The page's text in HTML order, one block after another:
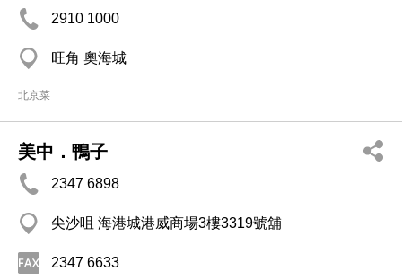
2910 1000
旺角 奧海城
北京菜
美中．鴨子
2347 6898
尖沙咀 海港城港威商場3樓3319號舖
2347 6633